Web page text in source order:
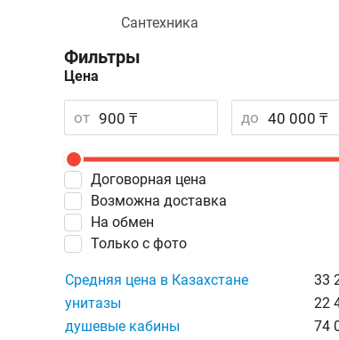
Сантехника
Фильтры
Цена
от до
Договорная цена
Возможна доставка
На обмен
Только с фото
Средняя цена в Казахстане
33
унитазы
22
душевые кабины
74